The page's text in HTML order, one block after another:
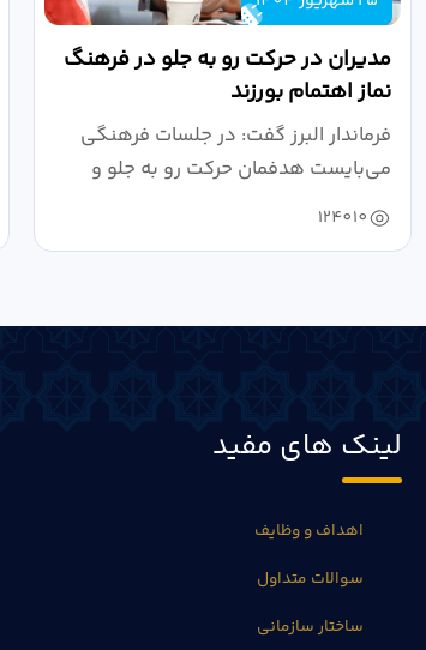
مدیران در حرکت رو به جلو در فرهنگ
نماز اهتمام بورزند
فرماندار البرز گفت: در جلسات فرهنگی
می‌بایست هدفمان حرکت رو به جلو و
دستیابی...
124010
لینک های مفید
اهداف و وظایف
سوالات متداول
ساختار سازمانی